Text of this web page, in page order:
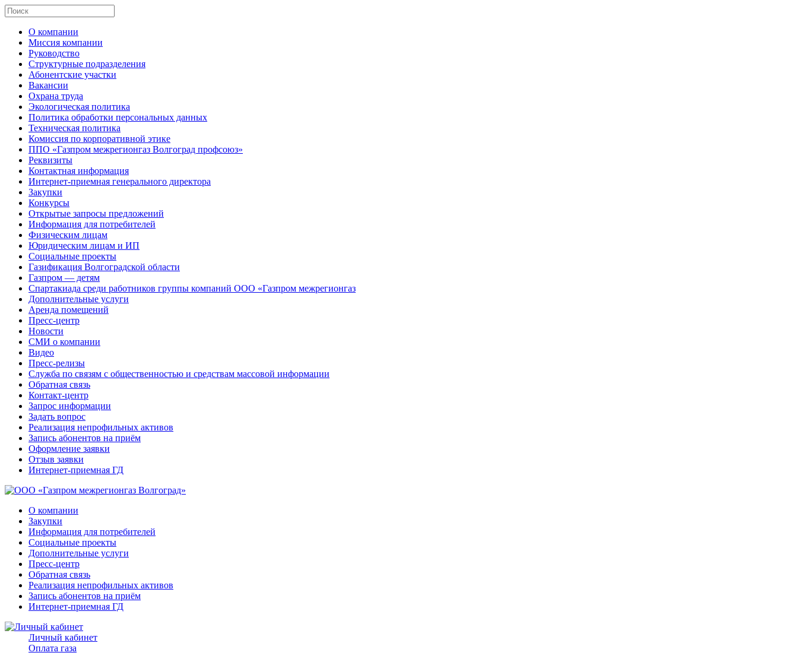
О компании
Миссия компании
Руководство
Структурные подразделения
Абонентские участки
Вакансии
Охрана труда
Экологическая политика
Политика обработки персональных данных
Техническая политика
Комиссия по корпоративной этике
ППО «Газпром межрегионгаз Волгоград профсоюз»
Реквизиты
Контактная информация
Интернет-приемная генерального директора
Закупки
Конкурсы
Открытые запросы предложений
Информация для потребителей
Физическим лицам
Юридическим лицам и ИП
Социальные проекты
Газификация Волгоградской области
Газпром — детям
Спартакиада среди работников группы компаний ООО «Газпром межрегионгаз
Дополнительные услуги
Аренда помещений
Пресс-центр
Новости
СМИ о компании
Видео
Пресс-релизы
Служба по связям с общественностью и средствам массовой информации
Обратная связь
Контакт-центр
Запрос информации
Задать вопрос
Реализация непрофильных активов
Запись абонентов на приём
Оформление заявки
Отзыв заявки
Интернет-приемная ГД
О компании
Закупки
Информация для потребителей
Социальные проекты
Дополнительные услуги
Пресс-центр
Обратная связь
Реализация непрофильных активов
Запись абонентов на приём
Интернет-приемная ГД
Личный кабинет
Оплата газа